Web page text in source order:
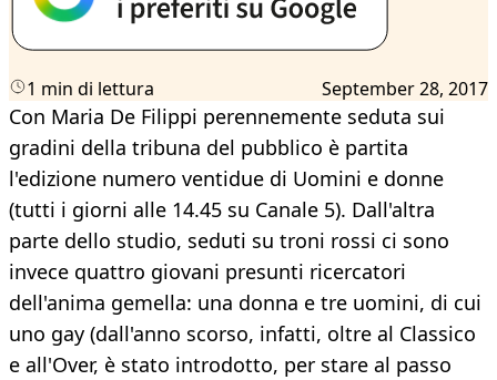
1 min di lettura September 28, 2017
Con Maria De Filippi perennemente seduta sui
gradini della tribuna del pubblico è partita
l'edizione numero ventidue di Uomini e donne
(tutti i giorni alle 14.45 su Canale 5). Dall'altra
parte dello studio, seduti su troni rossi ci sono
invece quattro giovani presunti ricercatori
dell'anima gemella: una donna e tre uomini, di cui
uno gay (dall'anno scorso, infatti, oltre al Classico
e all'Over, è stato introdotto, per stare al passo